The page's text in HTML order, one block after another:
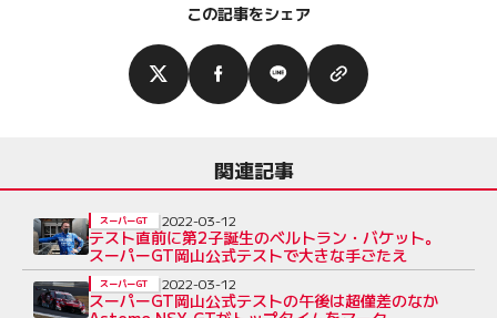
この記事をシェア
関連記事
テスト直前に第2子誕生のベルトラン・バケット。
スーパーGT岡山公式テストで大きな手ごたえ
スーパーGT 2022-03-12
スーパーGT岡山公式テストの午後は超僅差のなか
スーパーGT 2022-03-12